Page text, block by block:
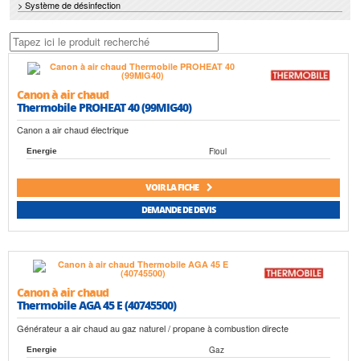
> Système de désinfection
Canon à air chaud
Thermobile PROHEAT 40 (99MIG40)
Canon a air chaud électrique
Energie Fioul
VOIR LA FICHE
DEMANDE DE DEVIS
Canon à air chaud
Thermobile AGA 45 E (40745500)
Générateur a air chaud au gaz naturel / propane à combustion directe
Energie Gaz